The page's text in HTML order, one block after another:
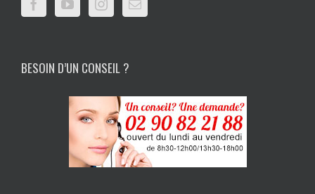
BESOIN D’UN CONSEIL ?